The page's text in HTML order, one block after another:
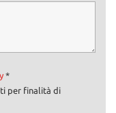
*
per finalità di